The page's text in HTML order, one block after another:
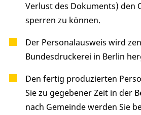
Verlust des Dokuments) den
sperren zu können.
Der Personalausweis wird
Bundesdruckerei in Berlin
Den fertig produzierten
Sie zu gegebener Zeit in der
nach Gemeinde werden Sie